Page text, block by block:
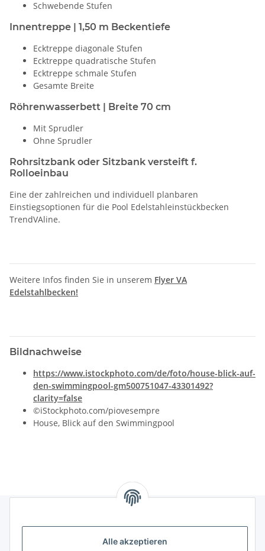
Alle akzeptieren
Schwebende Stufen
Innentreppe | 1,50 m Beckentiefe
Ecktreppe diagonale Stufen
Ecktreppe quadratische Stufen
Ecktreppe schmale Stufen
Gesamte Breite
Röhrenwasserbett | Breite 70 cm
Mit Sprudler
Ohne Sprudler
Rohrsitzbank oder Sitzbank versteift f.
Rolloeinbau
Eine der zahlreichen und individuell planbaren
Einstiegsoptionen für die Pool Edelstahleinstückbecken
TrendVAline.
Weitere Infos finden Sie in unserem Flyer VA
Edelstahlbecken!
Bildnachweise
https://www.istockphoto.com/de/foto/house-blick-auf-
den-swimmingpool-gm500751047-43301492?
clarity=false
©iStockphoto.com/piovesempre
House, Blick auf den Swimmingpool